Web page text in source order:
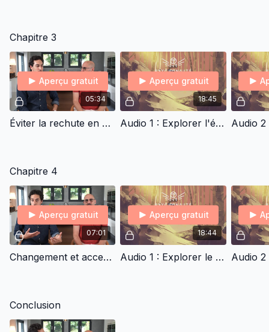
Chapitre 3
05:34
Aperçu gratuit
Éviter la rechute en prenant en compte un changement écologique
18:45
Aperçu gratuit
Audio 1 : Explorer l'écologie de l'objectif
Chapitre 4
07:01
Aperçu gratuit
Changement et acceptation
18:44
Aperçu gratuit
Audio 1 : Explorer le curseur
Conclusion